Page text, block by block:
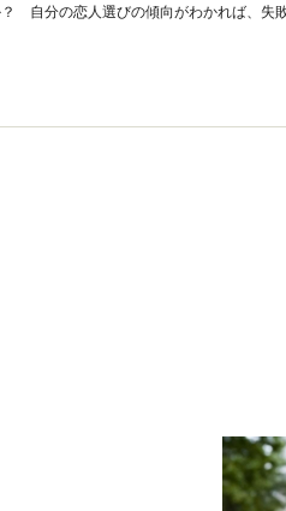
自分の恋人選びの傾向がわかれば、失